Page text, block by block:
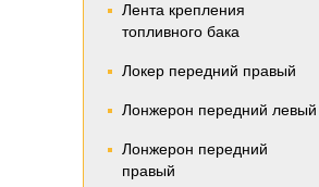
Лента крепления
топливного бака
Локер передний правый
Лонжерон передний левый
Лонжерон передний
правый